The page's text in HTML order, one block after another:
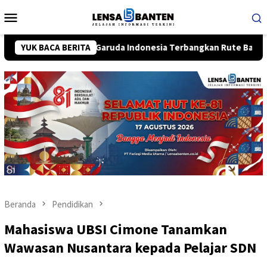
ke
Mobile
YUK BACA BERITA
Garuda Indonesia Terbangkan Rute Bandung-Bali
Beranda Pendidikan
Mahasiswa UBSI Cimone Tanamkan
Wawasan Nusantara kepada Pelajar SDN